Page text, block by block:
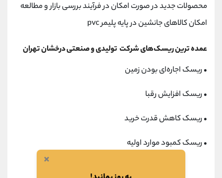
محصولات جدید در صورت امکان در فرآیند بررسی بازار و مطالعه
امکان کالاهای جانشین در پایه پلیمر pvc
عمده ترین ریسک‌های شرکت تولیدی و صنعتی درخشان تهران
•ریسک اجاره‌ای بودن زمین
•ریسک افزایش رقبا
•ریسک کاهش قدرت خرید
•ریسک کمبود موارد اولیه
×